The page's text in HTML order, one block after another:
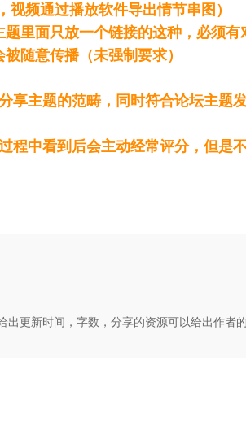
视频通过播放软件导出情节串图）
里面只放一个链接的这种，必须
随意传播（未强制要求）
享主题的范畴，同时符合论坛主题
程中看到后会主动经常评分，但是
出更新时间，字数，分享的资源可以给出作